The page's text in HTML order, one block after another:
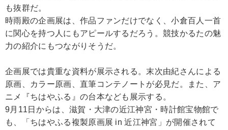
も抜群だ。
時雨殿の企画展は、作品ファンだけでなく、小倉百人一首
に関心を持つ人にもアピールするだろう。競技かるたの魅
力の紹介にもつながりそうだ。
企画展では貴重な資料が展示される。末次由紀さんによる
原画、カラー原画、直筆コンテノートが必見だ。また、ア
ニメ『ちはやふる』の台本なども展示する。
9月11日からは、滋賀・大津の近江神宮・時計館宝物館で
も、「ちはやふる複製原画展 in 近江神宮」が開催されて